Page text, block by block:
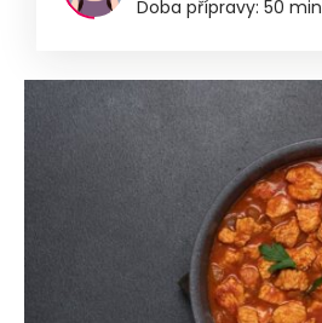
Doba přípravy: 50 min